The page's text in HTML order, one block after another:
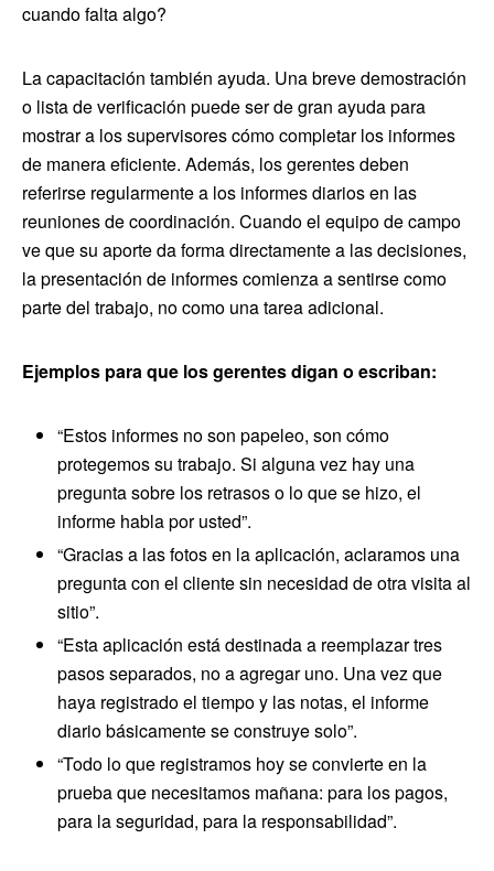
cuando falta algo?
La capacitación también ayuda. Una breve demostración
o lista de verificación puede ser de gran ayuda para
mostrar a los supervisores cómo completar los informes
de manera eficiente. Además, los gerentes deben
referirse regularmente a los informes diarios en las
reuniones de coordinación. Cuando el equipo de campo
ve que su aporte da forma directamente a las decisiones,
la presentación de informes comienza a sentirse como
parte del trabajo, no como una tarea adicional.
Ejemplos para que los gerentes digan o escriban:
“Estos informes no son papeleo, son cómo
protegemos su trabajo. Si alguna vez hay una
pregunta sobre los retrasos o lo que se hizo, el
informe habla por usted”.
“Gracias a las fotos en la aplicación, aclaramos una
pregunta con el cliente sin necesidad de otra visita al
sitio”.
“Esta aplicación está destinada a reemplazar tres
pasos separados, no a agregar uno. Una vez que
haya registrado el tiempo y las notas, el informe
diario básicamente se construye solo”.
“Todo lo que registramos hoy se convierte en la
prueba que necesitamos mañana: para los pagos,
para la seguridad, para la responsabilidad”.